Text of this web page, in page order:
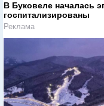
В Буковеле началась
госпитализированы
Реклама